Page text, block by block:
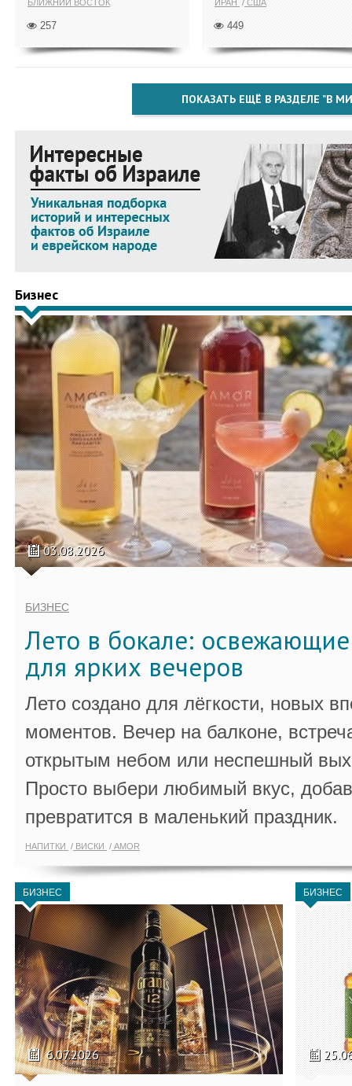
БЛИЖНИЙ ВОСТОК
257
ИРАН США
449
ПОКАЗАТЬ ЕЩЁ В РАЗДЕЛЕ "В
Бизнес
03.08.2026
БИЗНЕС
Лето в бокале:
для ярких вечеров
Лето создано для лёгкости, новых
моментов. Вечер на балконе,
открытым небом или неспешный
Просто выбери любимый вкус,
превратится в маленький праздник.
НАПИТКИ ВИСКИ AMOR
БИЗНЕС
6.07.2026
БИЗНЕС